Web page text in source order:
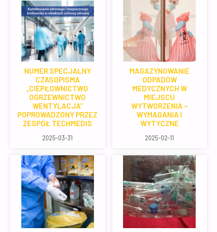
NUMER SPECJALNY
CZASOPISMA
„CIEPŁOWNICTWO
OGRZEWNICTWO
WENTYLACJA”
POPROWADZONY PRZEZ
ZESPÓŁ TECHMEDIS
2025-03-31
MAGAZYNOWANIE
ODPADÓW
MEDYCZNYCH W
MIEJSCU
WYTWORZENIA –
WYMAGANIA I
WYTYCZNE
2025-02-11